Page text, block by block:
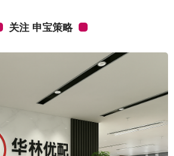
关注 申宝策略